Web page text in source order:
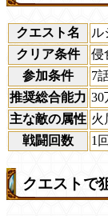
クエスト名
ル
クリア条件
侵
参加条件
7
推奨総合能力 30
主な敵の属性 火
戦闘回数
1回
クエストで